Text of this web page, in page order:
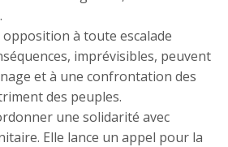
opposition à toute escalade
imprévisibles, peuvent
et à une confrontation des
des peuples.
une solidarité avec
Elle lance un appel pour la